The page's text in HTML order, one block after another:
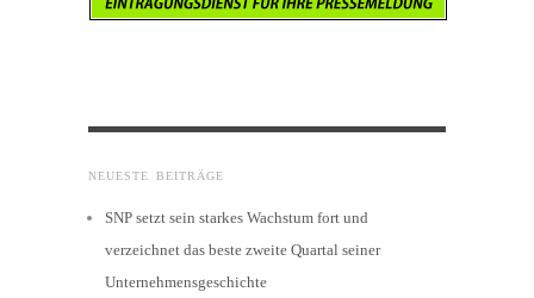
NEUESTE BEITRÄGE
SNP setzt sein starkes Wachstum fort und
verzeichnet das beste zweite Quartal seiner
Unternehmensgeschichte